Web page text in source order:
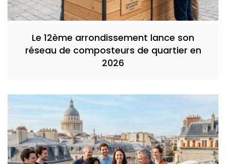
Le 12ème arrondissement lance son
réseau de composteurs de quartier en
2026